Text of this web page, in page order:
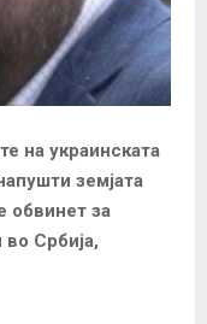
на украинската
земјата
обвинет за
Србија,